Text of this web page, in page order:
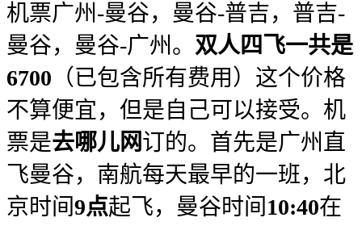
机票广州-曼谷，曼谷-普吉，普吉-
曼谷，曼谷-广州。 双人四飞一共是
6700 （已包含所有费用）这个价格
不算便宜，但是自己可以接受。机
票是去哪儿网订的。首先是广州直
飞曼谷，南航每天最早的一班，北
京时间 9点起飞，曼谷时间 10:40在